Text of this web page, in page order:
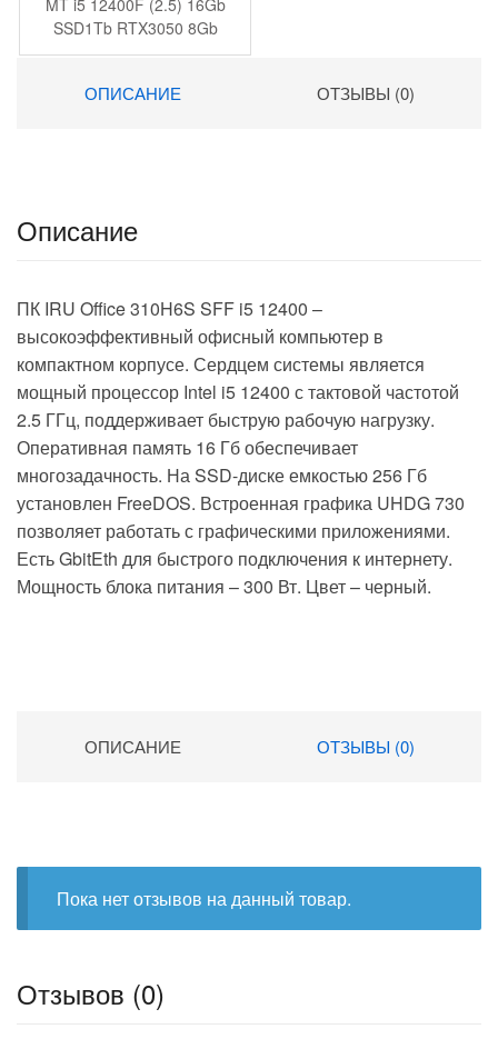
MT i5 12400F (2.5) 16Gb
SSD1Tb RTX3050 8Gb
Windows 11 Home 64
(2085725)
ОПИСАНИЕ ОТЗЫВЫ (0)
Описание
ПК IRU Office 310H6S SFF i5 12400 –
высокоэффективный офисный компьютер в
компактном корпусе. Сердцем системы является
мощный процессор Intel i5 12400 с тактовой частотой
2.5 ГГц, поддерживает быструю рабочую нагрузку.
Оперативная память 16 Гб обеспечивает
многозадачность. На SSD-диске емкостью 256 Гб
установлен FreeDOS. Встроенная графика UHDG 730
позволяет работать с графическими приложениями.
Есть GbitEth для быстрого подключения к интернету.
Мощность блока питания – 300 Вт. Цвет – черный.
ОПИСАНИЕ ОТЗЫВЫ (0)
Пока нет отзывов на данный товар.
Отзывов (0)